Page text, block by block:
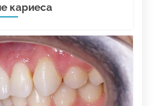
кариеса